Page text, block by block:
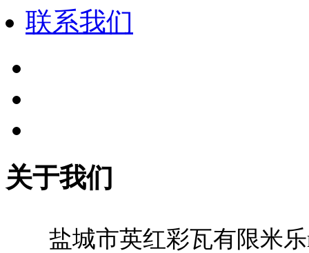
联系我们
关于我们
盐城市英红彩瓦有限米乐